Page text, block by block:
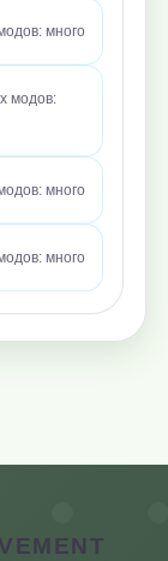
много
модов:
много
много